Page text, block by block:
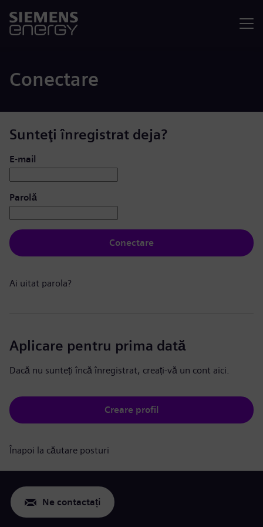
Conectare
Sunteţi înregistrat deja?
Conectare: utilizator și parolă
E-mail
Parolă
Conectare
Ai uitat parola?
Aplicare pentru prima dată
Dacă nu sunteți încă înregistrat, creați-vă un cont aici.
Creare profil
Înapoi la căutare posturi
Ne contactați